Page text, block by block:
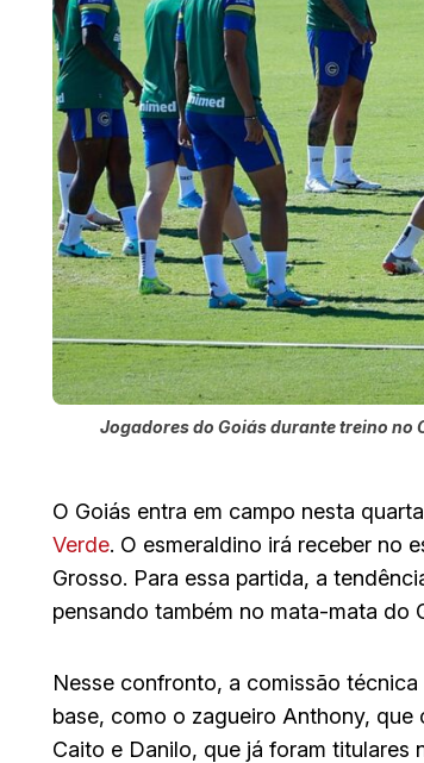
Jogadores do Goiás durante treino no
O Goiás entra em campo nesta
Verde. O esmeraldino irá receber no
Grosso. Para essa partida, a
pensando também no mata-mata do
Nesse confronto, a comissão
base, como o zagueiro Anthony,
Caito e Danilo, que já foram titulares